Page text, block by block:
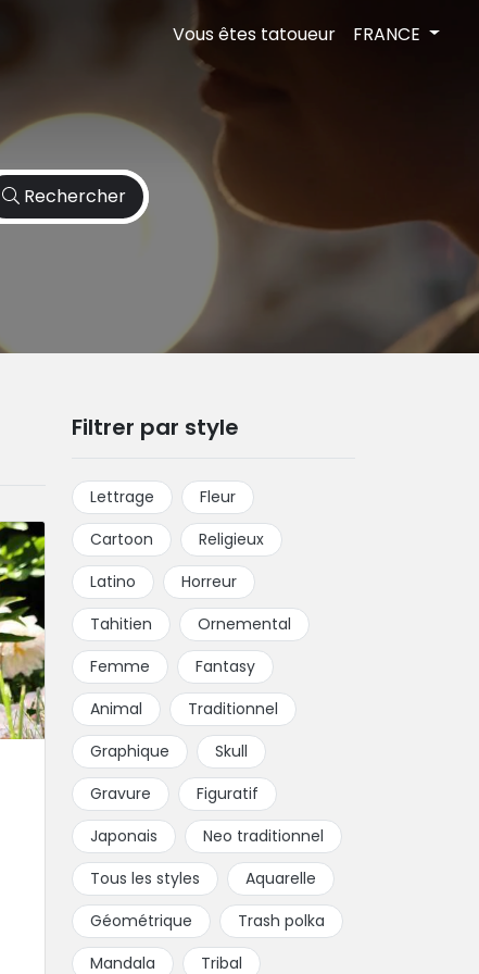
Vous êtes tatoueur FRANCE
Rechercher
Filtrer par style
Lettrage
Fleur
Cartoon
Religieux
Latino
Horreur
Tahitien
Ornemental
Femme
Fantasy
Animal
Traditionnel
Graphique
Skull
Gravure
Figuratif
Japonais
Neo traditionnel
Tous les styles
Aquarelle
Géométrique
Trash polka
Mandala
Tribal